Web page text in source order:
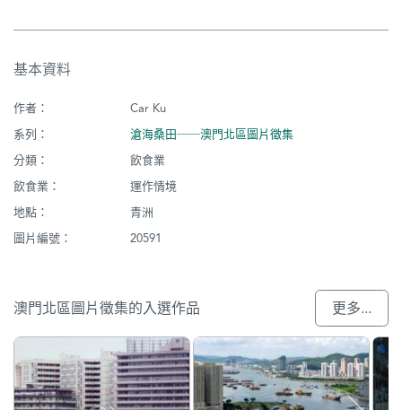
市
基本資料
作者：
Car Ku
系列：
滄海桑田──澳門北區圖片徵集
分類：
飲食業
飲食業：
運作情境
地點：
青洲
圖片編號：
20591
澳門北區圖片徵集的入選作品 更多...